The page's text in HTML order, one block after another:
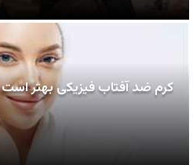
کرم ضد آفتاب فیزیکی بهتر است